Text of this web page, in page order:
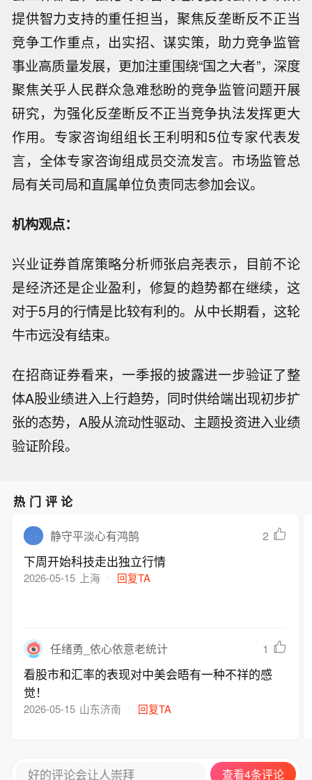
提供智力支持的重任担当，聚焦反垄断反不正当
竞争工作重点，出实招、谋实策，助力竞争监管
事业高质量发展，更加注重围绕“国之大者”，深度
聚焦关乎人民群众急难愁盼的竞争监管问题开展
研究，为强化反垄断反不正当竞争执法发挥更大
作用。专家咨询组组长王利明和5位专家代表发
言，全体专家咨询组成员交流发言。市场监管总
局有关司局和直属单位负责同志参加会议。
机构观点：
兴业证券首席策略分析师张启尧表示，目前不论
是经济还是企业盈利，修复的趋势都在继续，这
对于5月的行情是比较有利的。从中长期看，这轮
牛市远没有结束。
在招商证券看来，一季报的披露进一步验证了整
体A股业绩进入上行趋势，同时供给端出现初步扩
张的态势，A股从流动性驱动、主题投资进入业绩
验证阶段。
热门评论
静守平淡心有鸿鹄 2
下周开始科技走出独立行情
2026-05-15 上海 回复TA
任绪勇_依心依意老统计 1
看股市和汇率的表现对中美会晤有一种不祥的感
觉！
2026-05-15 山东济南 回复TA
好的评论会让人崇拜 查看4条评论